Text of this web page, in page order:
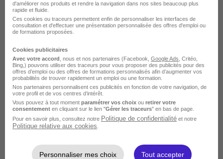
d'améliorer nos produits et rendre la navigation dans nos sites beaucoup plus
rapide et fluide.
Ces cookies ou traceurs permettent enfin de personnaliser les interfaces de
consultation et d'effectuer une présentation personnalisée des offres d'emploi ou
de formations proposées.
Cookies publicitaires
Avec votre accord , nous et nos partenaires (Facebook, Google Ads , Critéo,
Bing,) pouvons utiliser des traceurs pour vous proposer des publicités pour des
offres d’emploi ou des offres de formations personnalisés afin d’augmenter vos
probabilités de trouver rapidement un emploi ou une formation.
Nos partenaires personnalisent ces publicités en fonction de votre navigation, de
votre profil et de vos centres d’intérêt.
Vous pouvez à tout moment paramétrer vos choix ou retirer votre
consentement en cliquant sur le lien "Gérer les traceurs" en bas de page.
Pour en savoir plus, consultez notre Politique de confidentialité et notre
Politique relative aux cookies
Personnaliser mes choix Tout accepter